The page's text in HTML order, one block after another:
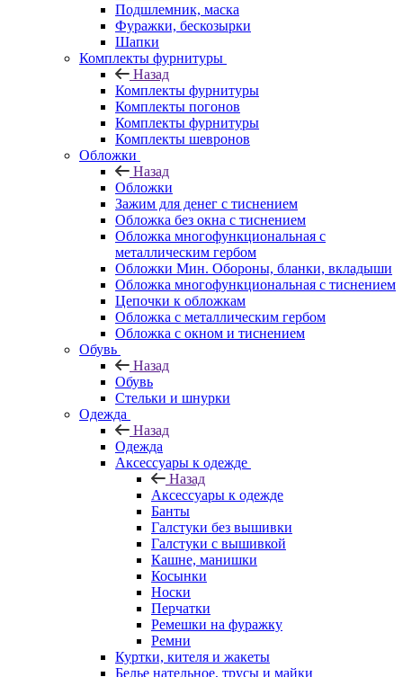
Подшлемник, маска
Фуражки, бескозырки
Шапки
Комплекты фурнитуры
Назад
Комплекты фурнитуры
Комплекты погонов
Комплекты фурнитуры
Комплекты шевронов
Обложки
Назад
Обложки
Зажим для денег с тиснением
Обложка без окна с тиснением
Обложка многофункциональная с
металлическим гербом
Обложки Мин. Обороны, бланки, вкладыши
Обложка многофункциональная с тиснением
Цепочки к обложкам
Обложка с металлическим гербом
Обложка с окном и тиснением
Обувь
Назад
Обувь
Стельки и шнурки
Одежда
Назад
Одежда
Аксессуары к одежде
Назад
Аксессуары к одежде
Банты
Галстуки без вышивки
Галстуки с вышивкой
Кашне, манишки
Косынки
Носки
Перчатки
Ремешки на фуражку
Ремни
Куртки, кителя и жакеты
Белье нательное, трусы и майки